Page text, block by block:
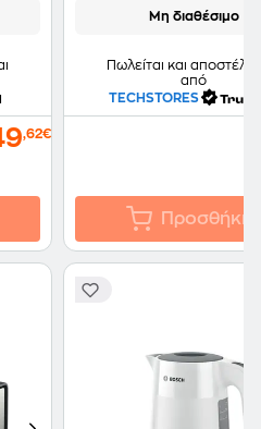
,62€
Μη διαθέσιμο
Πωλείται και
από
TECHSTORES
Προσθήκη